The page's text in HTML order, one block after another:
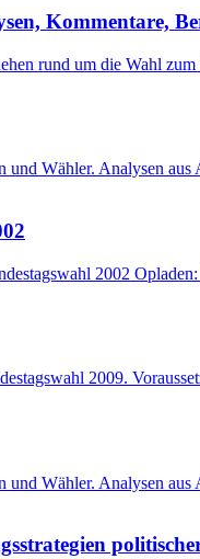
Kommentare,
rund um die Wahl
Wähler. Analysen
2002
2009.
Wähler. Analysen